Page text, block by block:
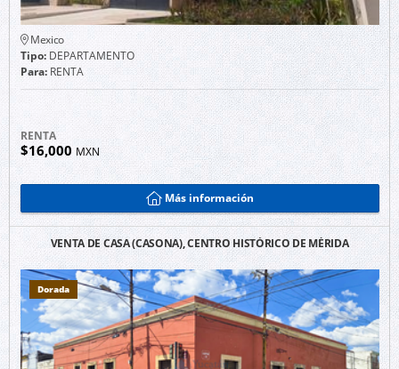
Mexico
Tipo:DEPARTAMENTO
Para:RENTA
RENTA
$16,000 MXN
Más información
VENTA DE CASA (CASONA), CENTRO HISTÓRICO DE MÉRIDA
Dorada